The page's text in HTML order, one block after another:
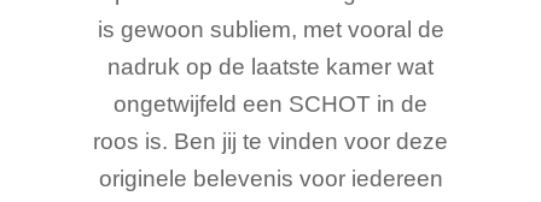
is gewoon subliem, met vooral de
nadruk op de laatste kamer wat
ongetwijfeld een SCHOT in de
roos is. Ben jij te vinden voor deze
originele belevenis voor iedereen